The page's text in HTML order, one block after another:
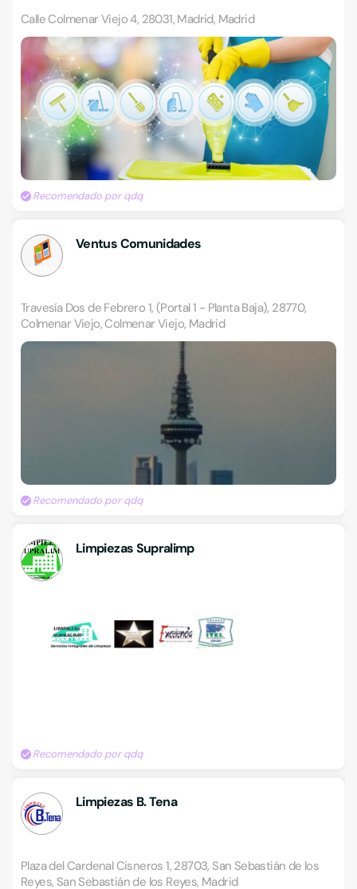
Calle Colmenar Viejo 4, 28031, Madrid, Madrid
Recomendado por qdq
Ventus Comunidades
Travesía Dos de Febrero 1, (Portal 1 - Planta Baja), 28770,
Colmenar Viejo, Colmenar Viejo, Madrid
Recomendado por qdq
Limpiezas Supralimp
Recomendado por qdq
Limpiezas B. Tena
Plaza del Cardenal Cisneros 1, 28703, San Sebastián de los
Reyes, San Sebastián de los Reyes, Madrid